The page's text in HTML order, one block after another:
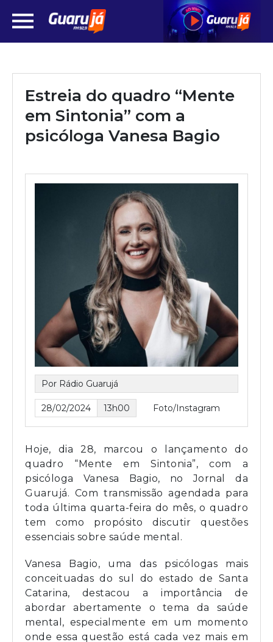
Estreia do quadro “Mente
em Sintonia” com a
psicóloga Vanesa Bagio
Por Rádio Guarujá
28/02/2024 13h00 Foto/Instagram
Hoje, dia 28, marcou o lançamento do
quadro “Mente em Sintonia”, com a
psicóloga Vanesa Bagio, no Jornal da
Guarujá. Com transmissão agendada para
toda última quarta-feira do mês, o quadro
tem como propósito discutir questões
essenciais sobre saúde mental.
Vanesa Bagio, uma das psicólogas mais
conceituadas do sul do estado de Santa
Catarina, destacou a importância de
abordar abertamente o tema da saúde
mental, especialmente em um momento
onde essa questão está cada vez mais em